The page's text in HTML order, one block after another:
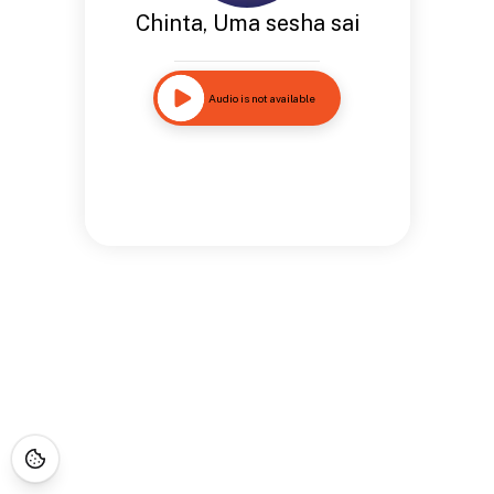
Chinta, Uma sesha sai
Audio is not available